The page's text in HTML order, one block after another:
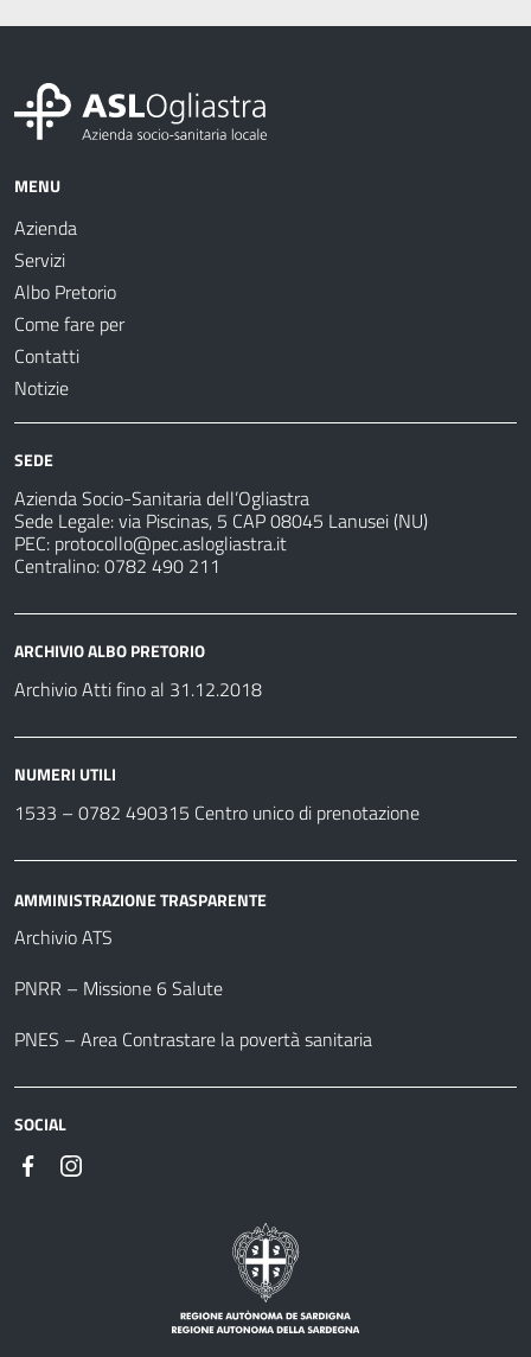
MENU
Azienda
Servizi
Albo Pretorio
Come fare per
Contatti
Notizie
SEDE
Azienda Socio-Sanitaria dell’Ogliastra
Sede Legale: via Piscinas, 5 CAP 08045 Lanusei (NU)
PEC: protocollo@pec.aslogliastra.it
Centralino: 0782 490 211
ARCHIVIO ALBO PRETORIO
Archivio Atti fino al 31.12.2018
NUMERI UTILI
1533 – 0782 490315 Centro unico di prenotazione
AMMINISTRAZIONE TRASPARENTE
Archivio ATS
PNRR – Missione 6 Salute
PNES – Area Contrastare la povertà sanitaria
SOCIAL